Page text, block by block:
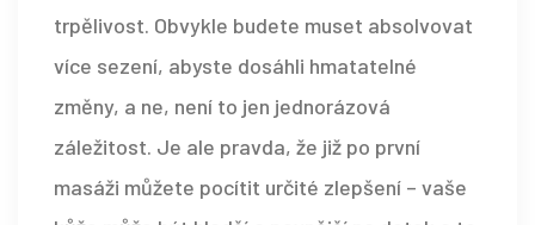
trpělivost. Obvykle budete muset absolvovat
více sezení, abyste dosáhli hmatatelné
změny, a ne, není to jen jednorázová
záležitost. Je ale pravda, že již po první
masáži můžete pocítit určité zlepšení – vaše